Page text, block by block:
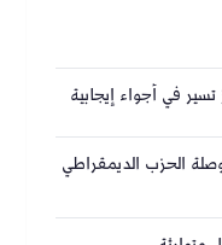
في أجواء إيجابية
الحزب الديمقراطي